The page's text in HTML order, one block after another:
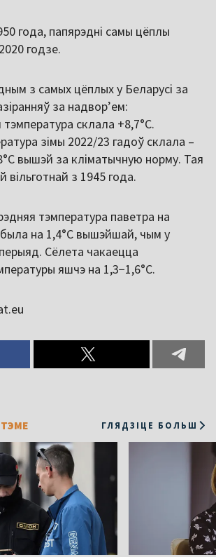
года, папярэдні самы цёплы
годзе.
з самых цёплых у Беларусі за
за надвор’ем:
склала +8,7°С.
зімы 2022/23 гадоў склала –
вышэй за кліматычную норму. Тая
вільготнай з 1945 года.
тэмпература паветра на
на 1,4°C вышэйшай, чым у
Сёлета чакаецца
яшчэ на 1,3−1,6°C.
ГЛЯДЗІЦЕ БОЛЬШ